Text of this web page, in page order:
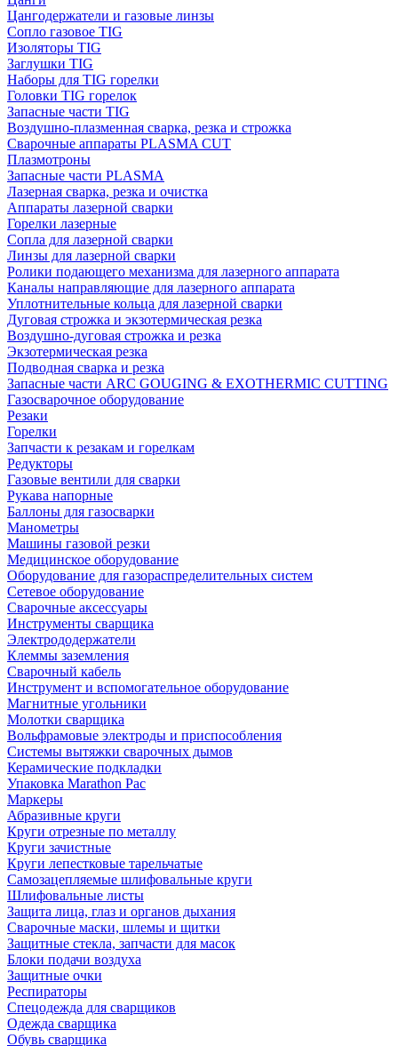
Цангодержатели и газовые линзы
Сопло газовое TIG
Изоляторы TIG
Заглушки TIG
Наборы для TIG горелки
Головки TIG горелок
Запасные части TIG
Воздушно-плазменная сварка, резка и строжка
Сварочные аппараты PLASMA CUT
Плазмотроны
Запасные части PLASMA
Лазерная сварка, резка и очистка
Аппараты лазерной сварки
Горелки лазерные
Сопла для лазерной сварки
Линзы для лазерной сварки
Ролики подающего механизма для лазерного аппарата
Каналы направляющие для лазерного аппарата
Уплотнительные кольца для лазерной сварки
Дуговая строжка и экзотермическая резка
Воздушно-дуговая строжка и резка
Экзотермическая резка
Подводная сварка и резка
Запасные части ARC GOUGING & EXOTHERMIC CUTTING
Газосварочное оборудование
Резаки
Горелки
Запчасти к резакам и горелкам
Редукторы
Газовые вентили для сварки
Рукава напорные
Баллоны для газосварки
Манометры
Машины газовой резки
Медицинское оборудование
Оборудование для газораспределительных систем
Сетевое оборудование
Сварочные аксессуары
Инструменты сварщика
Электрододержатели
Клеммы заземления
Сварочный кабель
Инструмент и вспомогательное оборудование
Магнитные угольники
Молотки сварщика
Вольфрамовые электроды и приспособления
Системы вытяжки сварочных дымов
Керамические подкладки
Упаковка Marathon Pac
Маркеры
Абразивные круги
Круги отрезные по металлу
Круги зачистные
Круги лепестковые тарельчатые
Самозацепляемые шлифовальные круги
Шлифовальные листы
Защита лица, глаз и органов дыхания
Сварочные маски, шлемы и щитки
Защитные стекла, запчасти для масок
Блоки подачи воздуха
Защитные очки
Респираторы
Спецодежда для сварщиков
Одежда сварщика
Обувь сварщика